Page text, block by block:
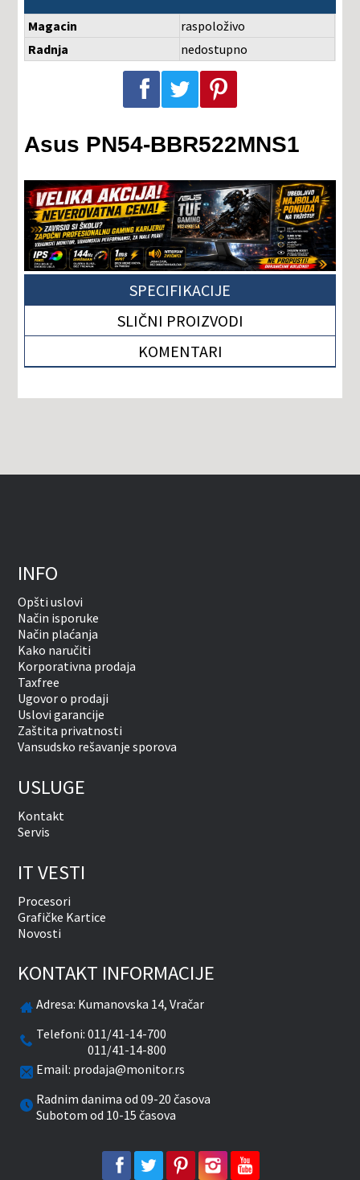
Magacin
raspoloživo
Radnja
nedostupno
Podeli na Facebook-u Podeli na Twitter-u Podeli na Pinterest-u
Asus PN54-BBR522MNS1
SPECIFIKACIJE
SLIČNI PROIZVODI
KOMENTARI
INFO
Opšti uslovi
Način isporuke
Način plaćanja
Kako naručiti
Korporativna prodaja
Taxfree
Ugovor o prodaji
Uslovi garancije
Zaštita privatnosti
Vansudsko rešavanje sporova
USLUGE
Kontakt
Servis
IT VESTI
Procesori
Grafičke Kartice
Novosti
KONTAKT INFORMACIJE
Adresa: Kumanovska 14, Vračar
Telefoni:011/41-14-700
011/41-14-800
Email: prodaja@monitor.rs
Radnim danima od 09-20 časova
Subotom od 10-15 časova
facebooktwitter pinterestinstagramyoutube